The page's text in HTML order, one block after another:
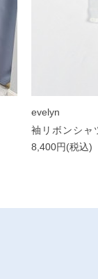
evelyn
袖リボンシャ
8,400円(税込)